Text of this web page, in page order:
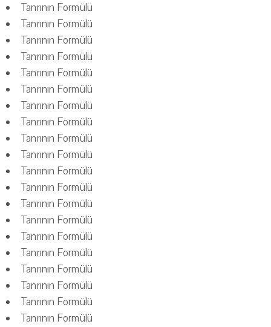
Tanrının Formülü
Tanrının Formülü
Tanrının Formülü
Tanrının Formülü
Tanrının Formülü
Tanrının Formülü
Tanrının Formülü
Tanrının Formülü
Tanrının Formülü
Tanrının Formülü
Tanrının Formülü
Tanrının Formülü
Tanrının Formülü
Tanrının Formülü
Tanrının Formülü
Tanrının Formülü
Tanrının Formülü
Tanrının Formülü
Tanrının Formülü
Tanrının Formülü